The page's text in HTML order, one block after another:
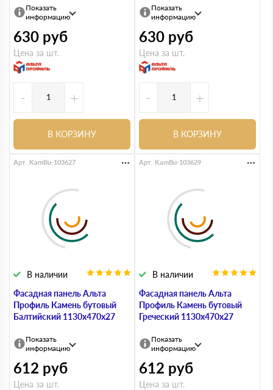
Показать
информацию
630 руб
Цена за шт.
- +
В КОРЗИНУ
Показать
информацию
630 руб
Цена за шт.
- +
В КОРЗИНУ
Фасадная панель Альта
Профиль Камень бутовый
Балтийский 1130х470х27
В наличии
Арт. KamBu-103627
Показать
информацию
612 руб
Цена за шт.
Фасадная панель Альта
Профиль Камень бутовый
Греческий 1130х470х27
В наличии
Арт. KamBu-103629
Показать
информацию
612 руб
Цена за шт.